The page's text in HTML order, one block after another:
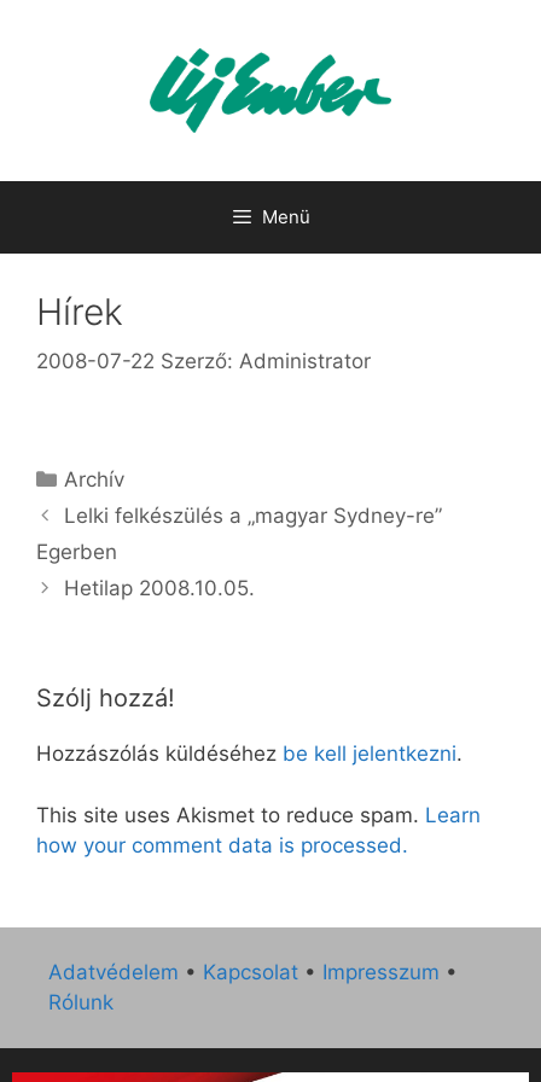
Menü
Hírek
2008-07-22 Szerző: Administrator
Kategória
Archív
Lelki felkészülés a „magyar Sydney-re”
Egerben
Hetilap 2008.10.05.
Szólj hozzá!
Hozzászólás küldéséhez be kell jelentkezni.
This site uses Akismet to reduce spam. Learn
how your comment data is processed.
Adatvédelem • Kapcsolat • Impresszum •
Rólunk